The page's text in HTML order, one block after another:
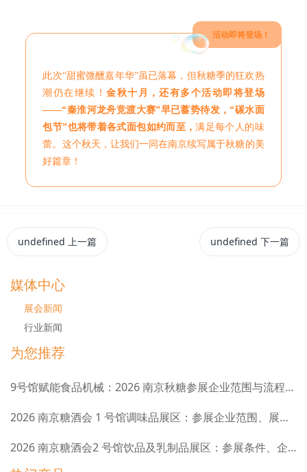
活动即将登场！
此次“甜蜜微醺嘉年华”虽已落幕，但秋糖季的狂欢热
潮仍在继续！金秋十月，还有多个活动即将登场
——“秦淮河龙舟竞渡大赛”早已蓄势待发，“碳水面
包节”也将带着各式面包如约而至，满足每个人的味
蕾。这个秋天，让我们一同在南京续写属于秋糖的美
好篇章！
undefined 上一篇 undefined 下一篇
媒体中心
展会新闻
行业新闻
为您推荐
9号馆赋能食品机械：2026 南京秋糖参展企业范围与流程升级
2026 南京糖酒会 1 号馆调味品展区：参展企业范围、展位类型、申请流程
2026 南京糖酒会2 号馆饮品及乳制品展区：参展条件、企业范围、报名流程